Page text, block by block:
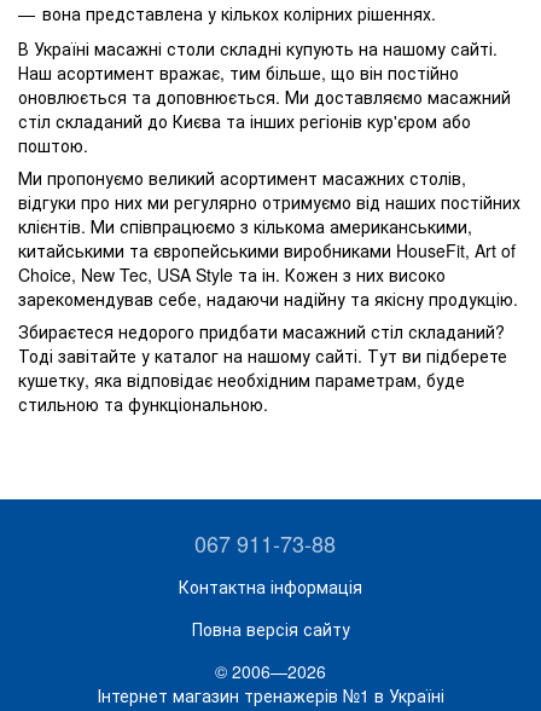
вона представлена у кількох колірних рішеннях.
В Україні масажні столи складні купують на нашому сайті.
Наш асортимент вражає, тим більше, що він постійно
оновлюється та доповнюється. Ми доставляємо масажний
стіл складаний до Києва та інших регіонів кур'єром або
поштою.
Ми пропонуємо великий асортимент масажних столів,
відгуки про них ми регулярно отримуємо від наших постійних
клієнтів. Ми співпрацюємо з кількома американськими,
китайськими та європейськими виробниками HouseFit, Art of
Choice, New Tec, USA Style та ін. Кожен з них високо
зарекомендував себе, надаючи надійну та якісну продукцію.
Збираєтеся недорого придбати масажний стіл складаний?
Тоді завітайте у каталог на нашому сайті. Тут ви підберете
кушетку, яка відповідає необхідним параметрам, буде
стильною та функціональною.
067 911-73-88
Контактна інформація
Повна версія сайту
© 2006—2026
Інтернет магазин тренажерів №1 в Україні